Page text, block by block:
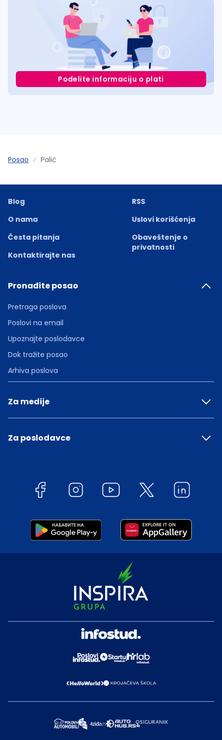
Podelite informaciju o plati
Posao Palić
Blog
O nama
Česta pitanja
Kontaktirajte nas
RSS
Uslovi korišćenja
Obaveštenje o
privatnosti
Pronađite posao
Pretraga poslova
Poslovi na email
Upoznajte poslodavce
Dok tražite posao
Arhiva poslova
Za medije
Za poslodavce